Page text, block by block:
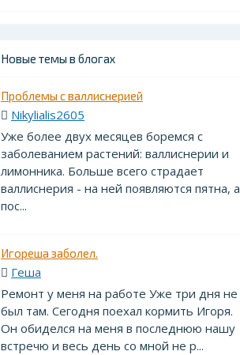
Новые темы в блогах
Проблемы с валлиснерией
Nikylialis2605
Уже более двух месяцев боремся с
заболеванием растений: валлиснерии и
лимонника. Больше всего страдает
валлиснерия - на ней появляются пятна, а
пос...
Игореша заболел.
Геша
Ремонт у меня на работе Уже три дня не
был там. Сегодня поехал кормить Игоря.
Он обиделся на меня в последнюю нашу
встречю и весь день со мной не р...